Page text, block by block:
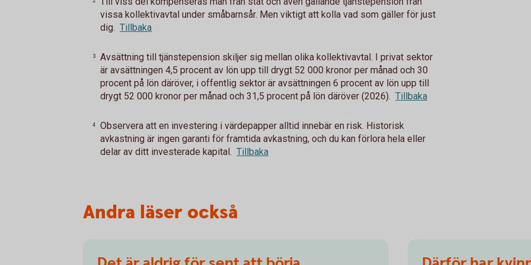
vissa kollektivavtal under småbarnsår. Men viktigt att kolla vad som gäller för just
dig. Tillbaka
3
Avsättning till tjänstepension skiljer sig mellan olika kollektivavtal. I privat sektor
är avsättningen 4,5 procent av lön upp till drygt 52 000 kronor per månad och 30
procent på lön däröver, i offentlig sektor är avsättningen 6 procent av lön upp till
drygt 52 000 kronor per månad och 31,5 procent på lön däröver (2026). Tillbaka
4
Observera att en investering i värdepapper alltid innebär en risk. Historisk
avkastning är ingen garanti för framtida avkastning, och du kan förlora hela eller
delar av ditt investerade kapital. Tillbaka
Andra läser också